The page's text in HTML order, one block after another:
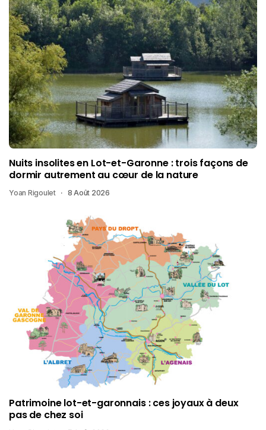
Nuits insolites en Lot-et-Garonne : trois façons de
dormir autrement au cœur de la nature
Yoan Rigoulet 8 Août 2026
Patrimoine lot-et-garonnais : ces joyaux à deux
pas de chez soi